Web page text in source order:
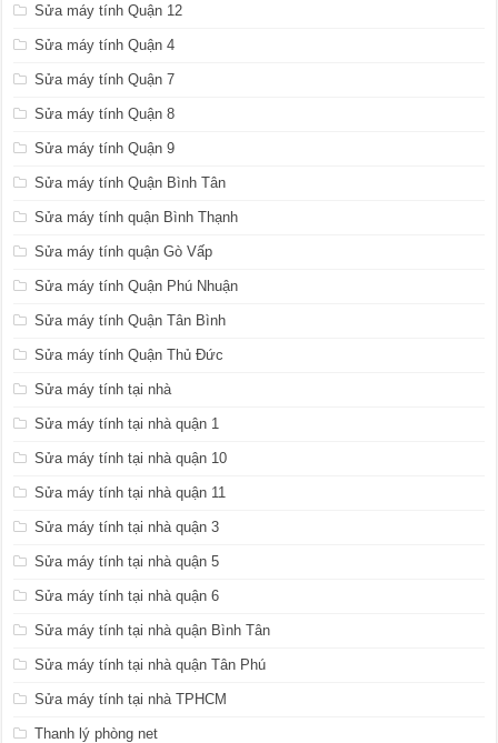
Sửa máy tính Quận 12
Sửa máy tính Quận 4
Sửa máy tính Quận 7
Sửa máy tính Quận 8
Sửa máy tính Quận 9
Sửa máy tính Quận Bình Tân
Sửa máy tính quận Bình Thạnh
Sửa máy tính quận Gò Vấp
Sửa máy tính Quận Phú Nhuận
Sửa máy tính Quận Tân Bình
Sửa máy tính Quận Thủ Đức
Sửa máy tính tại nhà
Sửa máy tính tại nhà quận 1
Sửa máy tính tại nhà quận 10
Sửa máy tính tại nhà quận 11
Sửa máy tính tại nhà quận 3
Sửa máy tính tại nhà quận 5
Sửa máy tính tại nhà quận 6
Sửa máy tính tại nhà quận Bình Tân
Sửa máy tính tại nhà quận Tân Phú
Sửa máy tính tại nhà TPHCM
Thanh lý phòng net